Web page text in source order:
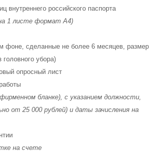
внутреннего российского паспорта
1 листе формат A4)
фоне, сделанные не более 6 месяцев, размер
убора)
опросный лист
бланке), с указанием должности,
от 25 000 рублей) и даты зачисления на
на счете